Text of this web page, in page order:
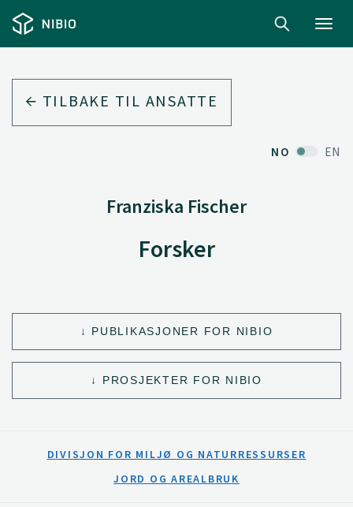
TILBAKE TIL ANSATTE
NO EN
Franziska Fischer
Forsker
PUBLIKASJONER FOR NIBIO
PROSJEKTER FOR NIBIO
DIVISJON FOR MILJØ OG NATURRESSURSER
JORD OG AREALBRUK